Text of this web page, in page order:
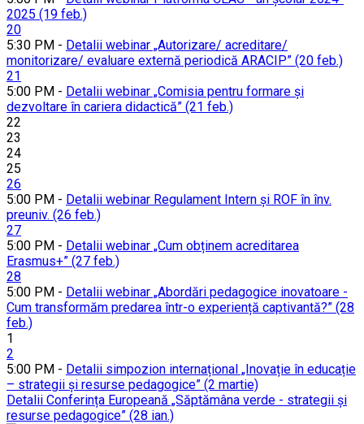
2025 (19 feb.)
20
5:30 PM - Detalii webinar „Autorizare/ acreditare/
monitorizare/ evaluare externă periodică ARACIP” (20 feb.)
21
5:00 PM - Detalii webinar „Comisia pentru formare și
dezvoltare în cariera didactică” (21 feb.)
22
23
24
25
26
5:00 PM - Detalii webinar Regulament Intern și ROF în înv.
preuniv. (26 feb.)
27
5:00 PM - Detalii webinar „Cum obținem acreditarea
Erasmus+” (27 feb.)
28
5:00 PM - Detalii webinar „Abordări pedagogice inovatoare -
Cum transformăm predarea într-o experiență captivantă?” (28
feb.)
1
2
5:00 PM - Detalii simpozion internațional „Inovație în educație
– strategii și resurse pedagogice” (2 martie)
Detalii Conferința Europeană „Săptămâna verde - strategii și
resurse pedagogice” (28 ian.)